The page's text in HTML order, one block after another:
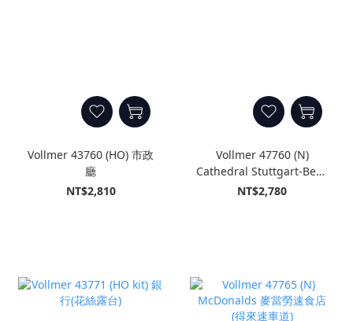
Vollmer 43760 (HO) 市政
廳
NT$2,810
Vollmer 47760 (N)
Cathedral Stuttgart-Berg
斯圖加特-伯格大教堂
NT$2,780